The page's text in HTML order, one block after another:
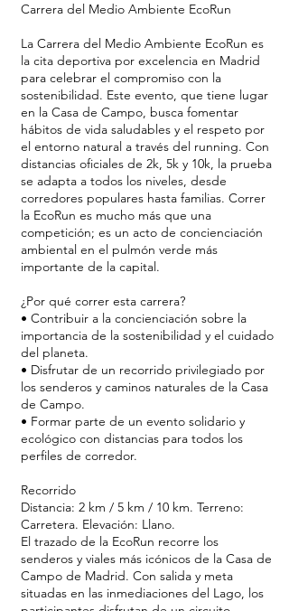
Carrera del Medio Ambiente EcoRun
La Carrera del Medio Ambiente EcoRun es
la cita deportiva por excelencia en Madrid
para celebrar el compromiso con la
sostenibilidad. Este evento, que tiene lugar
en la Casa de Campo, busca fomentar
hábitos de vida saludables y el respeto por
el entorno natural a través del running. Con
distancias oficiales de 2k, 5k y 10k, la prueba
se adapta a todos los niveles, desde
corredores populares hasta familias. Correr
la EcoRun es mucho más que una
competición; es un acto de concienciación
ambiental en el pulmón verde más
importante de la capital.
¿Por qué correr esta carrera?
• Contribuir a la concienciación sobre la
importancia de la sostenibilidad y el cuidado
del planeta.
• Disfrutar de un recorrido privilegiado por
los senderos y caminos naturales de la Casa
de Campo.
• Formar parte de un evento solidario y
ecológico con distancias para todos los
perfiles de corredor.
Recorrido
Distancia: 2 km / 5 km / 10 km. Terreno:
Carretera. Elevación: Llano.
El trazado de la EcoRun recorre los
senderos y viales más icónicos de la Casa de
Campo de Madrid. Con salida y meta
situadas en las inmediaciones del Lago, los